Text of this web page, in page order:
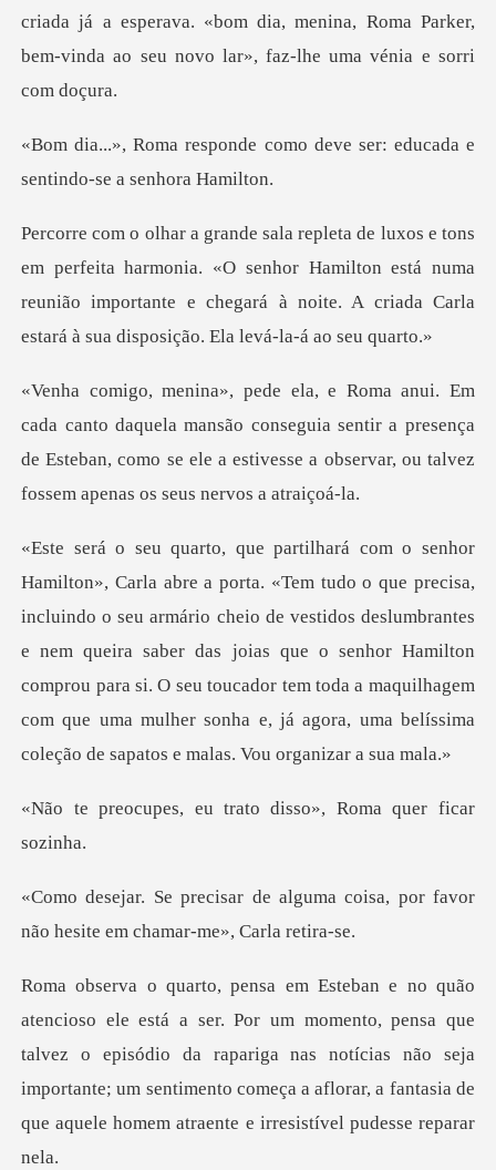
criada
como deve ser: educada e
sen
armonia. «O senhor Hamilton está numa
reunião importante e chegará à noi
mansão conseguia sentir a presença
de Esteban, como se ele a estive
armário cheio de vestidos deslumbrantes
e nem queira saber das joias que o senhor Hamilton
comprou para si. O seu toucador te
u trato disso», Roma
guma coisa, por favor
não hesite
pensa que
talvez o episódio da rapariga nas notícias não seja
importante; um sentimento co